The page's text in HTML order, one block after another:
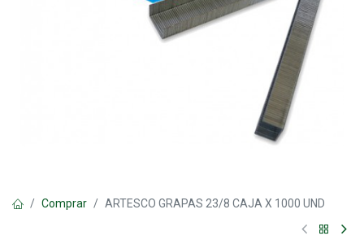
Comprar ARTESCO GRAPAS 23/8 CAJA X 1000 UND